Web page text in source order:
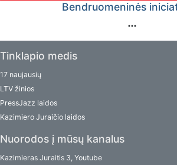
Bendruomeninės
Tinklapio medis
17 naujausių
LTV žinios
PressJazz laidos
Kazimiero Juraičio laidos
Nuorodos į mūsų kanalus
Kazimieras Juraitis 3, Youtube